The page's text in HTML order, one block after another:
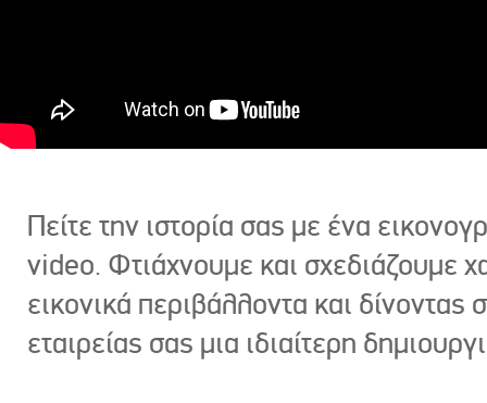
Πείτε την ιστορία σας με ένα
video. Φτιάχνουμε και σχεδιάζουμε
εικονικά περιβάλλοντα και δίνοντας
εταιρείας σας μια ιδιαίτερη